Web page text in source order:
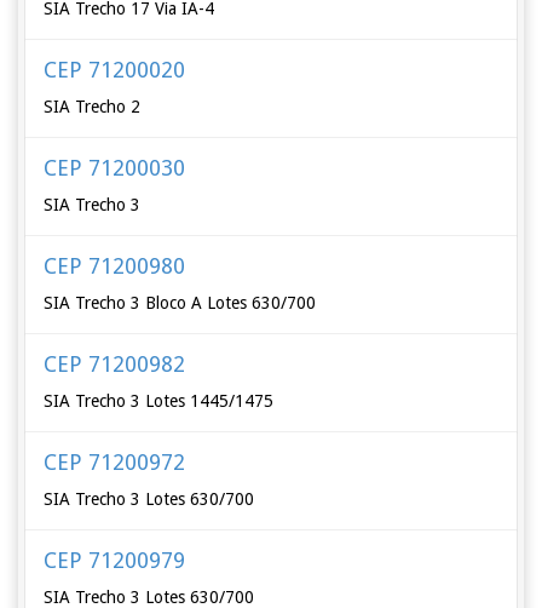
SIA Trecho 17 Via IA-4
CEP 71200020
SIA Trecho 2
CEP 71200030
SIA Trecho 3
CEP 71200980
SIA Trecho 3 Bloco A Lotes 630/700
CEP 71200982
SIA Trecho 3 Lotes 1445/1475
CEP 71200972
SIA Trecho 3 Lotes 630/700
CEP 71200979
SIA Trecho 3 Lotes 630/700